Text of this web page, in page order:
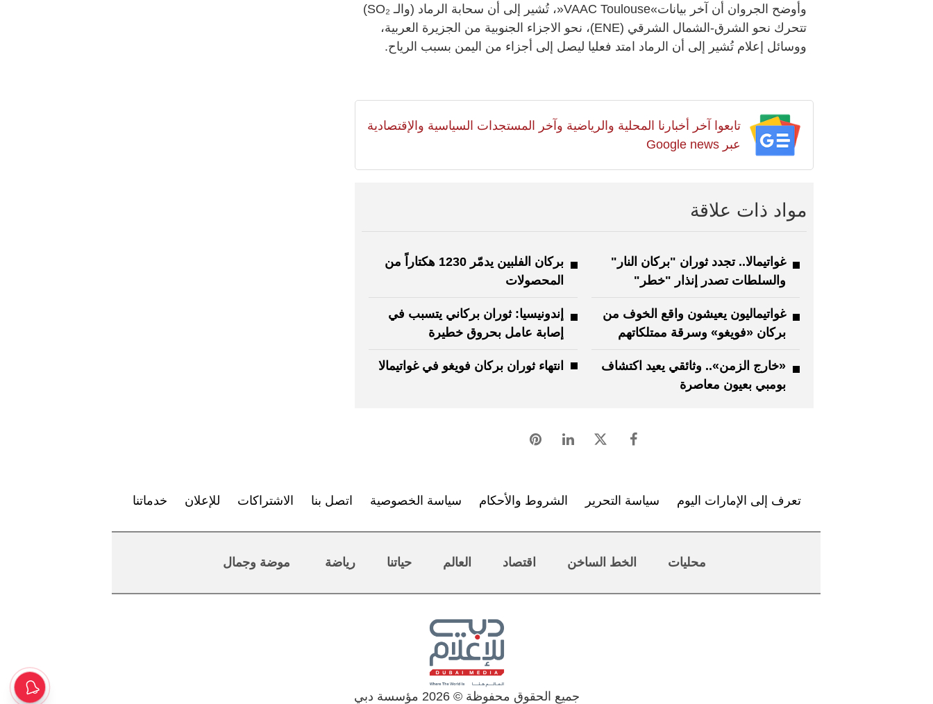
وأوضح الجروان أن آخر بيانات»VAAC Toulouse«، تُشير إلى أن سحابة الرماد (والـ SO₂)
تتحرك نحو الشرق-الشمال الشرقي (ENE)، نحو الاجزاء الجنوبية من الجزيرة العربية،
ووسائل إعلام تُشير إلى أن الرماد امتد فعليا ليصل إلى أجزاء من اليمن بسبب الرياح.
تابعوا آخر أخبارنا المحلية والرياضية وآخر المستجدات السياسية والإقتصادية
عبر Google news
مواد ذات علاقة
غواتيمالا.. تجدد ثوران "بركان النار"
والسلطات تصدر إنذار "خطر"
بركان الفلبين يدمّر 1230 هكتاراً من
المحصولات
غواتيماليون يعيشون واقع الخوف من
بركان «فويغو» وسرقة ممتلكاتهم
إندونيسيا: ثوران بركاني يتسبب في
إصابة عامل بحروق خطيرة
«خارج الزمن».. وثائقي يعيد اكتشاف
بومبي بعيون معاصرة
انتهاء ثوران بركان فويغو في غواتيمالا
تعرف إلى الإمارات اليوم سياسة التحرير الشروط والأحكام سياسة الخصوصية اتصل بنا الاشتراكات للإعلان خدماتنا
محليات الخط الساخن اقتصاد العالم حياتنا رياضة موضة وجمال
جميع الحقوق محفوظة © 2026 مؤسسة دبي